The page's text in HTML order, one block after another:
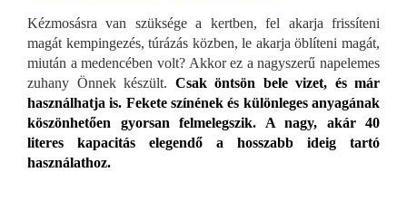
Kézmosásra van szüksége a kertben, fel akarja frissíteni
magát kempingezés, túrázás közben, le akarja öblíteni magát,
miután a medencében volt? Akkor ez a nagyszerű napelemes
zuhany Önnek készült. Csak öntsön bele vizet, és már
használhatja is. Fekete színének és különleges anyagának
köszönhetően gyorsan felmelegszik. A nagy, akár 40
literes kapacitás elegendő a hosszabb ideig tartó
használathoz.